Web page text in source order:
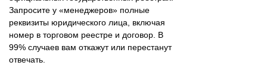
Запросите у «менеджеров» полные
реквизиты юридического лица, включая
номер в торговом реестре и договор. В
99% случаев вам откажут или перестанут
отвечать.